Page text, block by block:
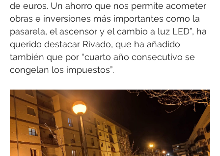
de euros. Un ahorro que nos permite acometer
obras e inversiones más importantes como la
pasarela, el ascensor y el cambio a luz LED”, ha
querido destacar Rivado, que ha añadido
también que por “cuarto año consecutivo se
congelan los impuestos”.